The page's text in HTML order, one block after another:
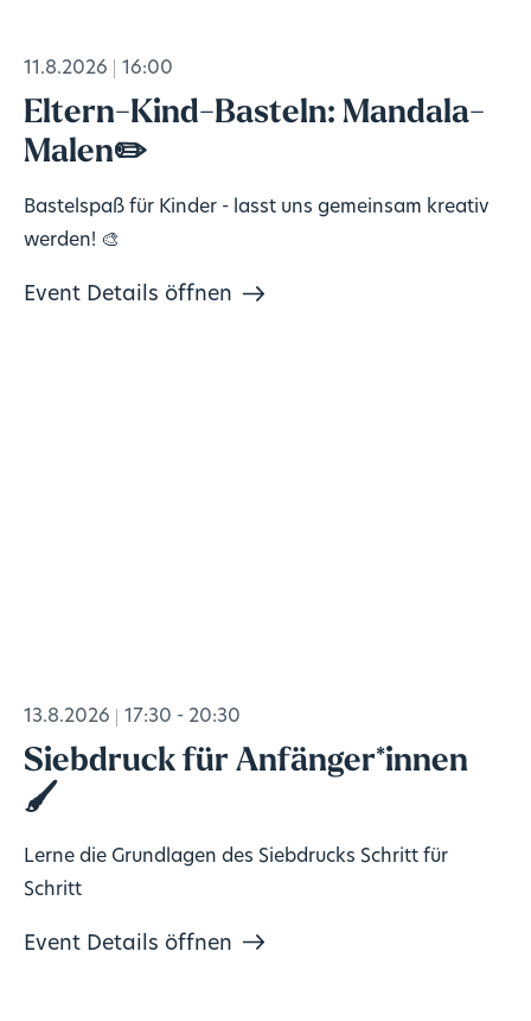
11.8.2026 16:00
Eltern-Kind-Basteln: Mandala-
Malen✏️
Bastelspaß für Kinder - lasst uns gemeinsam kreativ
werden! 🎨
Event Details öffnen
13.8.2026 17:30 - 20:30
Siebdruck für Anfänger*innen
🖌️
Lerne die Grundlagen des Siebdrucks Schritt für
Schritt
Event Details öffnen